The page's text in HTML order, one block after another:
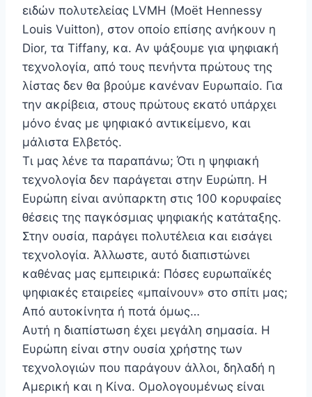
ειδών πολυτελείας LVMH (Moët Hennessy
Louis Vuitton), στον οποίο επίσης ανήκουν η
Dior, τα Tiffany, κα. Αν ψάξουμε για ψηφιακή
τεχνολογία, από τους πενήντα πρώτους της
λίστας δεν θα βρούμε κανέναν Ευρωπαίο. Για
την ακρίβεια, στους πρώτους εκατό υπάρχει
μόνο ένας με ψηφιακό αντικείμενο, και
μάλιστα Ελβετός.
Τι μας λένε τα παραπάνω; Ότι η ψηφιακή
τεχνολογία δεν παράγεται στην Ευρώπη. Η
Ευρώπη είναι ανύπαρκτη στις 100 κορυφαίες
θέσεις της παγκόσμιας ψηφιακής κατάταξης.
Στην ουσία, παράγει πολυτέλεια και εισάγει
τεχνολογία. Άλλωστε, αυτό διαπιστώνει
καθένας μας εμπειρικά: Πόσες ευρωπαϊκές
ψηφιακές εταιρείες «μπαίνουν» στο σπίτι μας;
Από αυτοκίνητα ή ποτά όμως…
Αυτή η διαπίστωση έχει μεγάλη σημασία. Η
Ευρώπη είναι στην ουσία χρήστης των
τεχνολογιών που παράγουν άλλοι, δηλαδή η
Αμερική και η Κίνα. Ομολογουμένως είναι